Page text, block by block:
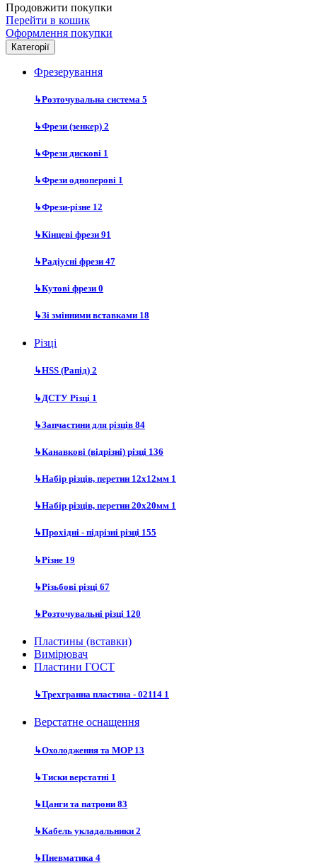
Продовжити покупки
Перейти в кошик
Оформлення покупки
Категорії
Фрезерування
↳Розточувальна система 5
↳Фрези (зенкер) 2
↳Фрези дискові 1
↳Фрези одноперові 1
↳Фрези-різне 12
↳Кінцеві фрези 91
↳Радіусні фрези 47
↳Кутові фрези 0
↳Зі змінними вставками 18
Різці
↳HSS (Рапід) 2
↳ДСТУ Різці 1
↳Запчастини для різців 84
↳Канавкові (відрізні) різці 136
↳Набір різців, перетин 12х12мм 1
↳Набір різців, перетин 20х20мм 1
↳Прохідні - підрізні різці 155
↳Різне 19
↳Різьбові різці 67
↳Розточувальні різці 120
Пластины (вставки)
Вимірювач
Пластини ГОСТ
↳Трехгранна пластина - 02114 1
Верстатне оснащення
↳Охолодження та MOP 13
↳Тиски верстатні 1
↳Цанги та патрони 83
↳Кабель укладальники 2
↳Пневматика 4